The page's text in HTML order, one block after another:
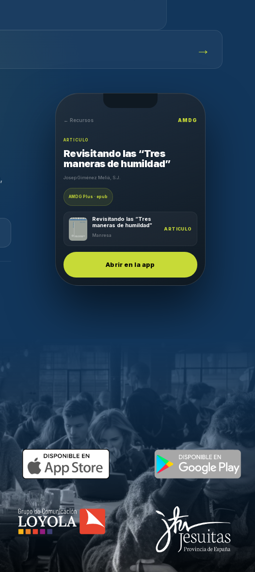
→
← Recursos AMDG
ARTICULO
Revisitando las “Tres
maneras de humildad”
Josep Giménez Meliá, S.J.
AMDG Plus · epub
Revisitando las “Tres
maneras de humildad”
Manresa
ARTICULO
Abrir en la app